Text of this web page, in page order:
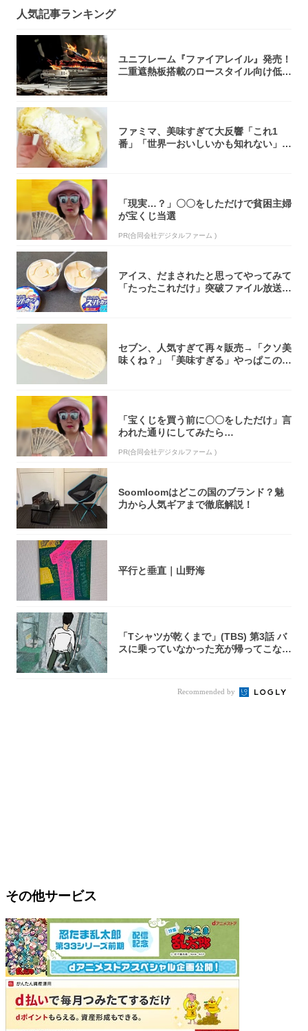
人気記事ランキング
ユニフレーム『ファイアレイル』発売！
二重遮熱板搭載のロースタイル向け低型
ファミマ、美味すぎて大反響「これ1
番」「世界一おいしいかも知れない」
「現実…？」〇〇をしただけで貧困主婦
が宝くじ当選
PR(合同会社デジタルファーム )
アイス、だまされたと思ってやってみて
「たったこれだけ」突破ファイル放送で
セブン、人気すぎて再々販売→「クソ美
味くね？」「美味すぎる」やっぱこのク
「宝くじを買う前に〇〇をしただけ」言
われた通りにしてみたら…
PR(合同会社デジタルファーム )
Soomloomはどこの国のブランド？魅
力から人気ギアまで徹底解説！
平行と垂直｜山野海
「Tシャツが乾くまで」(TBS) 第3話 バ
スに乗っていなかった充が帰ってこな
Recommended by
その他サービス